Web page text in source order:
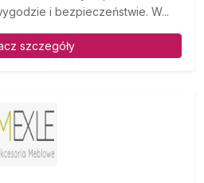
i bezpieczeństwie. W...
szczegóły